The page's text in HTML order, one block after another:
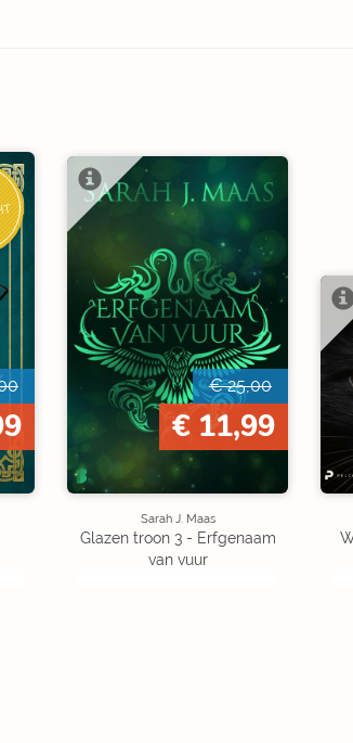
€ 25,00
€ 11,99
Sarah J. Maas
Glazen troon 3 - Erfgenaam
van vuur